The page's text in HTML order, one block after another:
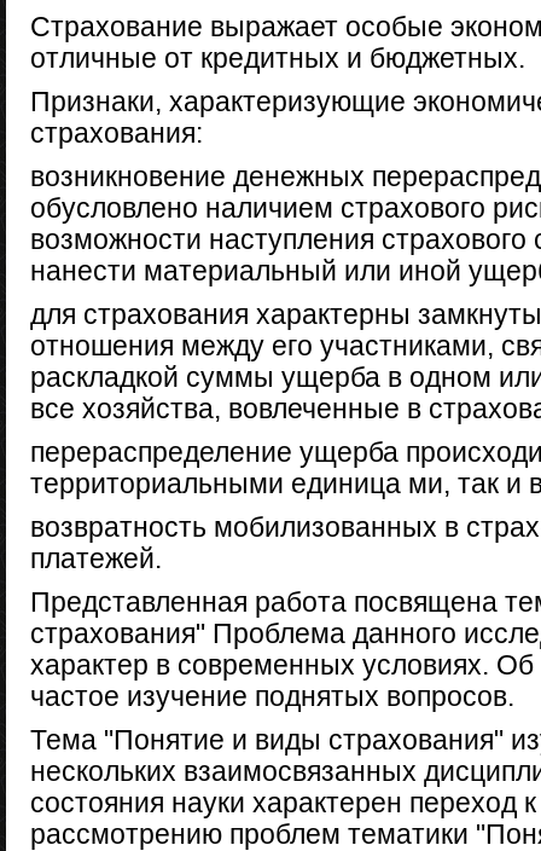
Страхование выражает особые
отличные от кредитных и бюджетных.
Признаки, характеризующие
страхования:
возникновение денежных
обусловлено наличием страхового
возможности наступления страхового
нанести материальный или иной
для страхования характерны
отношения между его участниками,
раскладкой суммы ущерба в одном
все хозяйства, вовлеченные в
перераспределение ущерба
территориальными единица ми, так и
возвратность мобилизованных в
платежей.
Представленная работа посвящена
страхования" Проблема данного
характер в современных условиях. Об
частое изучение поднятых вопросов.
Тема "Понятие и виды страхования"
нескольких взаимосвязанных
состояния науки характерен переход
рассмотрению проблем тематики